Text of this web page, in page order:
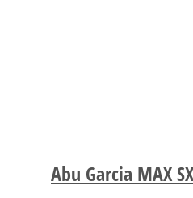
Abu Garcia MAX